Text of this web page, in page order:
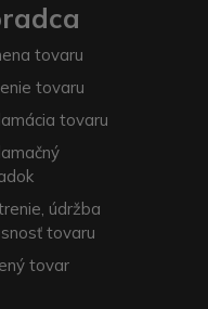
tovaru
tovaru
tovaru
údržba
tovaru
tovar